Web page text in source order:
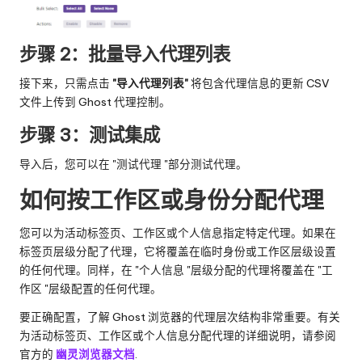
步骤 2：批量导入代理列表
接下来，只需点击 "导入代理列表"将包含代理信息的更新 CSV
文件上传到 Ghost 代理控制。
步骤 3：测试集成
导入后，您可以在 "测试代理 "部分测试代理。
如何按工作区或身份分配代理
您可以为活动标签页、工作区或个人信息指定特定代理。如果在
标签页层级分配了代理，它将覆盖在临时身份或工作区层级设置
的任何代理。同样，在 "个人信息 "层级分配的代理将覆盖在 "工
作区 "层级配置的任何代理。
要正确配置，了解 Ghost 浏览器的代理层次结构非常重要。有关
为活动标签页、工作区或个人信息分配代理的详细说明，请参阅
官方的 幽灵浏览器文档.